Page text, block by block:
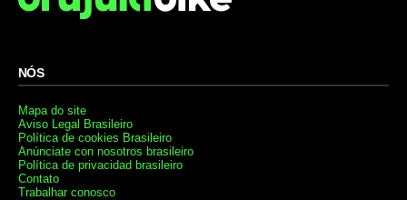
NÓS
Mapa do site
Aviso Legal Brasileiro
Política de cookies Brasileiro
Anúnciate con nosotros brasileiro
Política de privacidad brasileiro
Contato
Trabalhar conosco